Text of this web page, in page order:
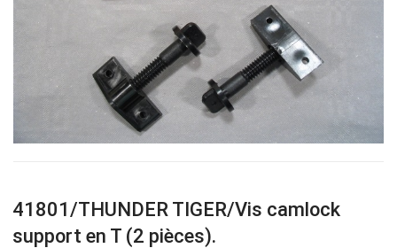
41801/THUNDER TIGER/Vis camlock
support en T (2 pièces).